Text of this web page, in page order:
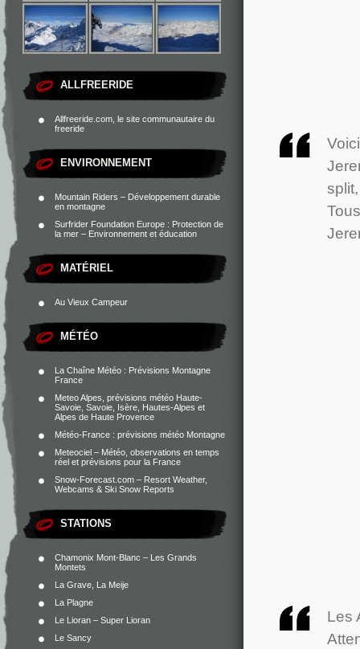
ALLFREERIDE
Allfreeride.com, le site communautaire du
freeride
ENVIRONNEMENT
Mountain Riders – Développement durable
en montagne
Surfrider Foundation Europe : Protection de
la mer – Environnement et éducation
MATÉRIEL
Au Vieux Campeur
MÉTÉO
La Chaîne Météo : Prévisions Montagne
France
Meteo Alpes, prévisions météo Haute-
Savoie, Savoie, Isère, Hautes-Alpes et
Alpes de Haute Provence
Météo-France : prévisions météo Montagne
Meteociel – Météo, observations en temps
réel et prévisions pour la France
Snow-Forecast.com – Resort Weather,
Webcams & Ski Snow Reports
STATIONS
Chamonix Mont-Blanc – Les Grands
Montets
La Grave, La Meije
La Plagne
Le Lioran – Super Lioran
Le Sancy
Les